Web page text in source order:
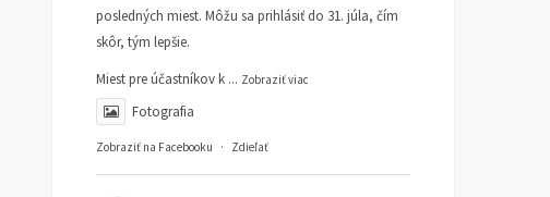
posledných miest. Môžu sa prihlásiť do 31. júla, čím
skôr, tým lepšie.
Miest pre účastníkov k ... Zobraziť viac
Fotografia
Zobraziť na Facebooku · Zdieľať